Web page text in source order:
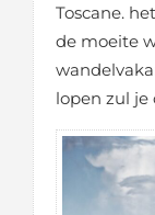
Toscane.
de moeite
lopen zul je